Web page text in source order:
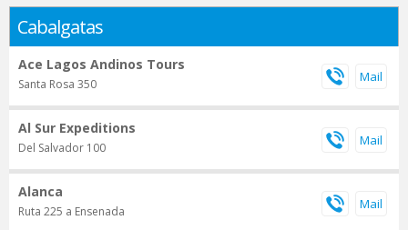
Cabalgatas
Ace Lagos Andinos Tours
Santa Rosa 350
Al Sur Expeditions
Del Salvador 100
Alanca
Ruta 225 a Ensenada